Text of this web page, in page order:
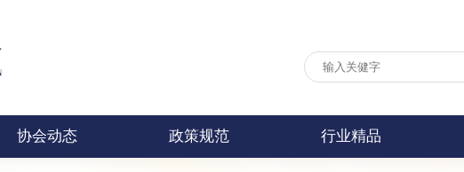
协会动态 政策规范 行业精品